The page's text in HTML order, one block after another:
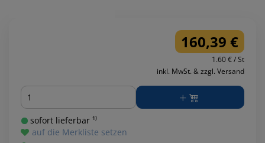
160,39 €
1.60 € / St
inkl. MwSt. & zzgl. Versand
Menge
sofort lieferbar ¹⁾
auf die Merkliste setzen